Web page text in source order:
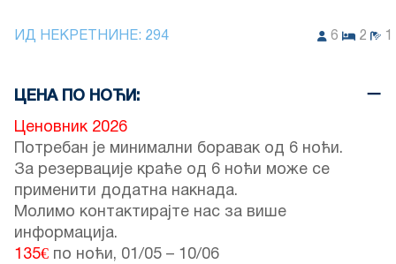
ИД НЕКРЕТНИНЕ: 294 6 2
ЦЕНА ПО НОЋИ:
Ценовник 2026
Потребан је минимални боравак од 6 ноћи.
За резервације краће од 6 ноћи може се
применити додатна накнада.
Молимо контактирајте нас за више
информација.
135€ по ноћи, 01/05 – 10/06